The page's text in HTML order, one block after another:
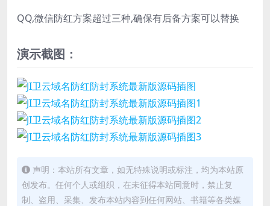
QQ,微信防红方案超过三种,确保有后备方案可以替换
演示截图：
声明：本站所有文章，如无特殊说明或标注，均为本站原
创发布。任何个人或组织，在未征得本站同意时，禁止复
制、盗用、采集、发布本站内容到任何网站、书籍等各类媒